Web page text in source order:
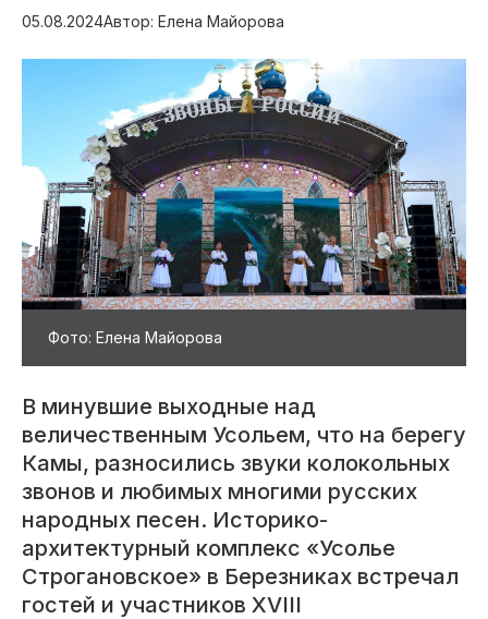
Благоустройство
05.08.2024Автор: Елена Майорова
Фото: Елена Майорова
В минувшие выходные над
величественным Усольем, что на берегу
Камы, разносились звуки колокольных
звонов и любимых многими русских
народных песен. Историко-
архитектурный комплекс «Усолье
Строгановское» в Березниках встречал
гостей и участников XVIII